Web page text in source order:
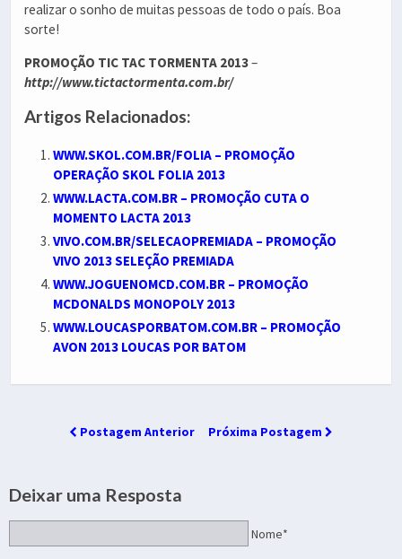
realizar o sonho de muitas pessoas de todo o país. Boa
sorte!
PROMOÇÃO TIC TAC TORMENTA 2013–
http://www.tictactormenta.com.br/
Artigos Relacionados:
WWW.SKOL.COM.BR/FOLIA – PROMOÇÃO
OPERAÇÃO SKOL FOLIA 2013
WWW.LACTA.COM.BR – PROMOÇÃO CUTA O
MOMENTO LACTA 2013
VIVO.COM.BR/SELECAOPREMIADA – PROMOÇÃO
VIVO 2013 SELEÇÃO PREMIADA
WWW.JOGUENOMCD.COM.BR – PROMOÇÃO
MCDONALDS MONOPOLY 2013
WWW.LOUCASPORBATOM.COM.BR – PROMOÇÃO
AVON 2013 LOUCAS POR BATOM
Postagem Anterior Próxima Postagem
Deixar uma Resposta
Nome*